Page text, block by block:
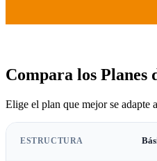
Compara los Planes
Elige el plan que mejor se adapte
ESTRUCTURA